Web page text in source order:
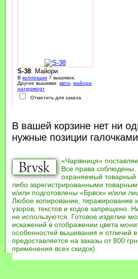
S-38: Майори
В коллекции 7 вышивок.
Другие вышивки: квіти майори
натюрморт
Отметить для заказа
В вашей корзине нет ни
нужные позиции
«Чарівниця»
Все права соблюдены.
охраняемый товарный
либо зарегистрированными
и/или подготовлены «Брвск» и/или
Любое копирование, тиражирование
узоров, текстов и кодов запрещено.
не используются. Готовое изделие
искажений в отображении цвета
особенностей вышивания и отличий
предоставляется на заказы от 800
применения всех скидок).